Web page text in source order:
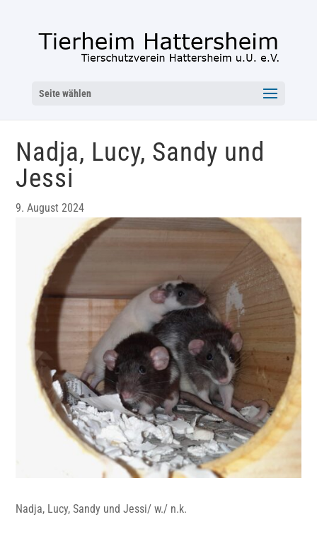
Seite wählen
Nadja, Lucy, Sandy und
Jessi
9. August 2024
Nadja, Lucy, Sandy und Jessi/ w./ n.k.